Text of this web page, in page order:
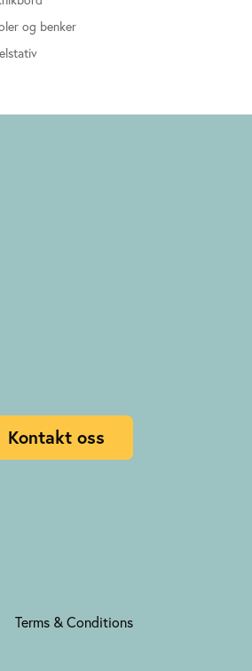
og benker
Kontakt oss
Terms & Conditions